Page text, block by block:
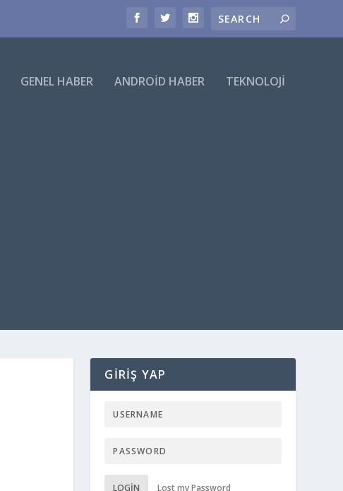
GENEL HABER ANDROID HABER TEKNOLOJI
GIRIŞ YAP
LOGIN Lost my Password